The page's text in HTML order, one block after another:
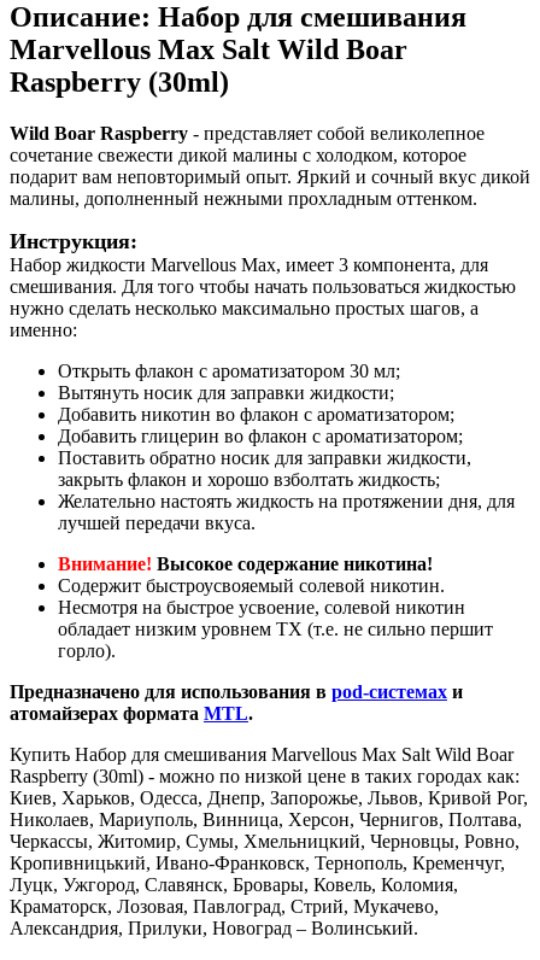
Описание: Набор для смешивания
Marvellous Max Salt Wild Boar
Raspberry (30ml)
Wild Boar Raspberry - представляет собой великолепное
сочетание свежести дикой малины с холодком, которое
подарит вам неповторимый опыт. Яркий и сочный вкус дикой
малины, дополненный нежными прохладным оттенком.
Инструкция:
Набор жидкости Marvellous Max, имеет 3 компонента, для
смешивания. Для того чтобы начать пользоваться жидкостью
нужно сделать несколько максимально простых шагов, а
именно:
Открыть флакон с ароматизатором 30 мл;
Вытянуть носик для заправки жидкости;
Добавить никотин во флакон с ароматизатором;
Добавить глицерин во флакон с ароматизатором;
Поставить обратно носик для заправки жидкости,
закрыть флакон и хорошо взболтать жидкость;
Желательно настоять жидкость на протяжении дня, для
лучшей передачи вкуса.
Внимание! Высокое содержание никотина!
Содержит быстроусвояемый солевой никотин.
Несмотря на быстрое усвоение, солевой никотин
обладает низким уровнем ТХ (т.е. не сильно першит
горло).
Предназначено для использования в pod-системах и
атомайзерах формата MTL.
Купить Набор для смешивания Marvellous Max Salt Wild Boar
Raspberry (30ml) - можно по низкой цене в таких городах как:
Киев, Харьков, Одесса, Днепр, Запорожье, Львов, Кривой Рог,
Николаев, Мариуполь, Винница, Херсон, Чернигов, Полтава,
Черкассы, Житомир, Сумы, Хмельницкий, Черновцы, Ровно,
Кропивницький, Ивано-Франковск, Тернополь, Кременчуг,
Луцк, Ужгород, Славянск, Бровары, Ковель, Коломия,
Краматорск, Лозовая, Павлоград, Стрий, Мукачево,
Александрия, Прилуки, Новоград – Волинський.